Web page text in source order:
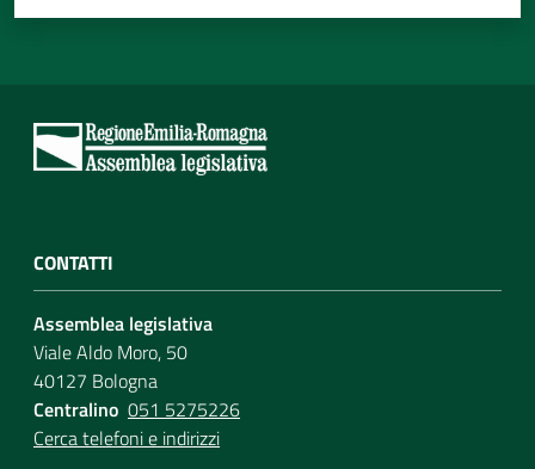
CONTATTI
Assemblea legislativa
Viale Aldo Moro, 50
40127 Bologna
Centralino 051 5275226
Cerca telefoni e indirizzi